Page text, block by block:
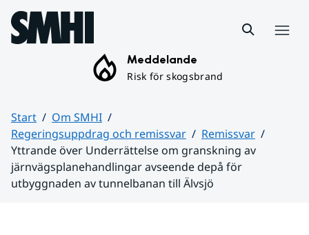
Hoppa till sidans innehåll
Meddelande
Risk för skogsbrand
Start
Om SMHI
Regeringsuppdrag och remissvar
Remissvar
Yttrande över Underrättelse om granskning av
järnvägsplanehandlingar avseende depå för
utbyggnaden av tunnelbanan till Älvsjö